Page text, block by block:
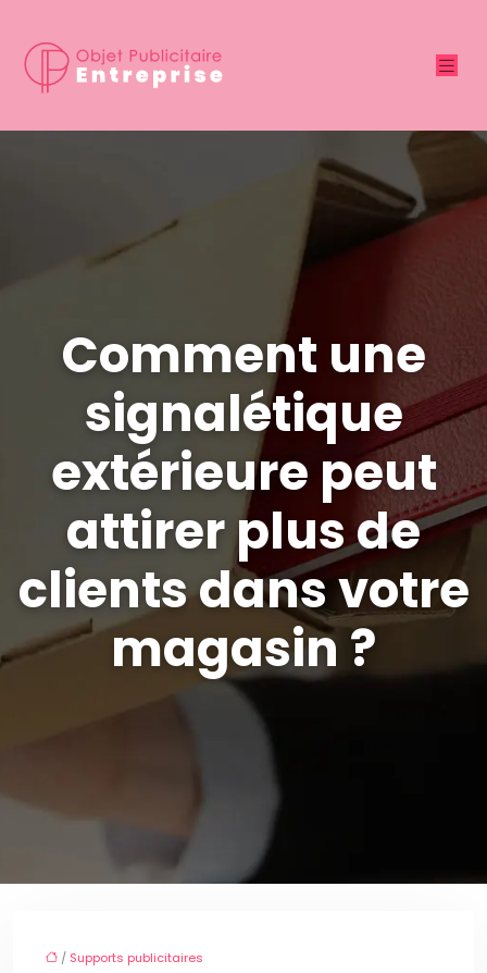
Comment une
signalétique
extérieure peut
attirer plus de
clients dans votre
magasin ?
/ Supports publicitaires